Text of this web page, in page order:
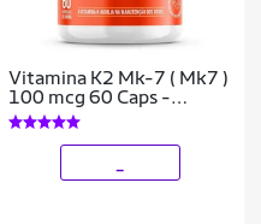
Vitamina K2 Mk-7 ( Mk7 )
100 mcg 60 Caps -
Bigens